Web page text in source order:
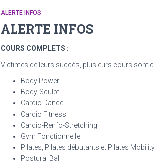
ALERTE INFOS
ALERTE INFOS
COURS COMPLETS :
Victimes de leurs succès, plusieurs cours sont
Body Power
Body-Sculpt
Cardio Dance
Cardio Fitness
Cardio-Renfo-Stretching
Gym Fonctionnelle
Pilates, Pilates débutants et Pilates
Postural Ball